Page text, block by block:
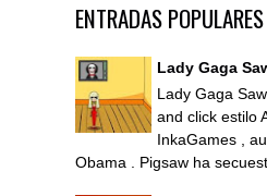
ENTRADAS POPULARES
Lady Gaga
Lady Gaga
and click estilo
InkaGames ,
Obama . Pigsaw ha